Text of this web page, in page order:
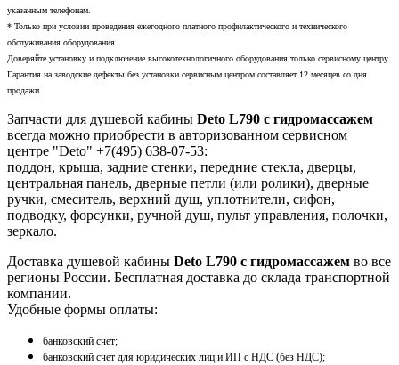
указанным телефонам.
* Только при условии проведения ежегодного платного профилактического и технического
обслуживания оборудования.
Доверяйте установку и подключение высокотехнологичного оборудования только сервисному центру.
Гарантия на заводские дефекты без установки сервисным центром составляет 12 месяцев со дня
продажи.
Запчасти для душевой кабины Deto L790 с гидромассажем
всегда можно приобрести в авторизованном сервисном
центре "Deto" +7(495) 638-07-53:
поддон, крыша, задние стенки, передние стекла, дверцы,
центральная панель, дверные петли (или ролики), дверные
ручки, смеситель, верхний душ, уплотнители, сифон,
подводку, форсунки, ручной душ, пульт управления, полочки,
зеркало.
Доставка душевой кабины Deto L790 с гидромассажем во все
регионы России. Бесплатная доставка до склада транспортной
компании.
Удобные формы оплаты:
банковский счет;
банковский счет для юридических лиц и ИП с НДС (без НДС);